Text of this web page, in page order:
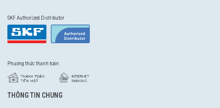
SKF Authorized Distributor
Phương thức thanh toán
THÔNG TIN CHUNG